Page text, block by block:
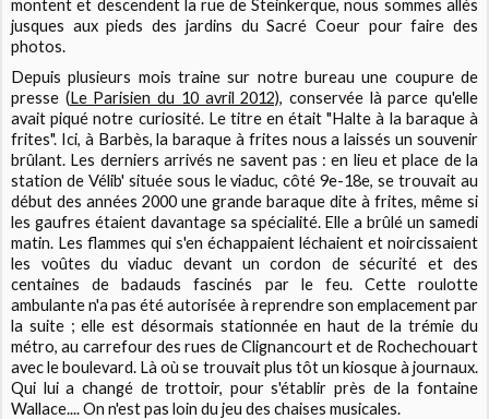
montent et descendent la rue de Steinkerque, nous sommes allés
jusques aux pieds des jardins du Sacré Coeur pour faire des
photos.
Depuis plusieurs mois traine sur notre bureau une coupure de
presse (Le Parisien du 10 avril 2012), conservée là parce qu'elle
avait piqué notre curiosité. Le titre en était "Halte à la baraque à
frites". Ici, à Barbès, la baraque à frites nous a laissés un souvenir
brûlant. Les derniers arrivés ne savent pas : en lieu et place de la
station de Vélib' située sous le viaduc, côté 9e-18e, se trouvait au
début des années 2000 une grande baraque dite à frites, même si
les gaufres étaient davantage sa spécialité. Elle a brûlé un samedi
matin. Les flammes qui s'en échappaient léchaient et noircissaient
les voûtes du viaduc devant un cordon de sécurité et des
centaines de badauds fascinés par le feu. Cette roulotte
ambulante n'a pas été autorisée à reprendre son emplacement par
la suite ; elle est désormais stationnée en haut de la trémie du
métro, au carrefour des rues de Clignancourt et de Rochechouart
avec le boulevard. Là où se trouvait plus tôt un kiosque à journaux.
Qui lui a changé de trottoir, pour s'établir près de la fontaine
Wallace.... On n'est pas loin du jeu des chaises musicales.